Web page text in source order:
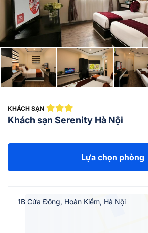
KHÁCH SẠN
Khách sạn Serenity Hà Nội
Lựa chọn phòng
1B Cửa Đông, Hoàn Kiếm, Hà Nội